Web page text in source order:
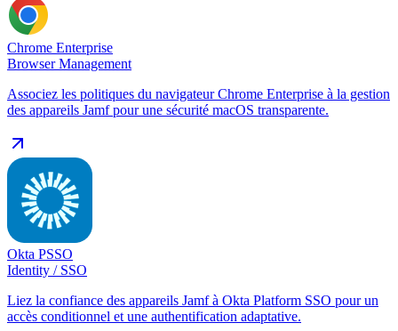
Chrome Enterprise
Browser Management
Associez les politiques du navigateur Chrome Enterprise à la gestion
des appareils Jamf pour une sécurité macOS transparente.
Okta PSSO
Identity / SSO
Liez la confiance des appareils Jamf à Okta Platform SSO pour un
accès conditionnel et une authentification adaptative.